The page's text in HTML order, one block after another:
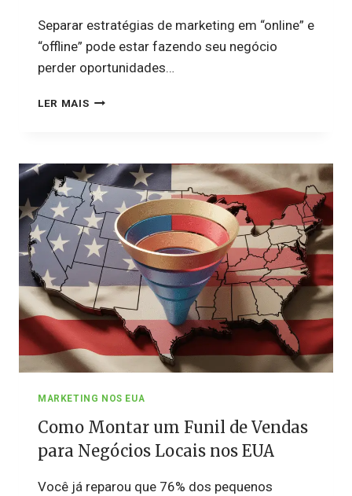
Separar estratégias de marketing em “online” e
“offline” pode estar fazendo seu negócio
perder oportunidades…
LER MAISCOMO
E
OFFLINE
NOS
EUA
MARKETING NOS EUA
Como Montar um Funil de Vendas
para Negócios Locais nos EUA
Você já reparou que 76% dos pequenos